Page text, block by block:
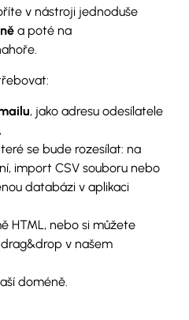
v nástroji jednoduše
a poté na
, jako adresu odesílatele
se bude rozesílat: na
import CSV souboru nebo
databázi v aplikaci
HTML, nebo si můžete
v našem
doméně.